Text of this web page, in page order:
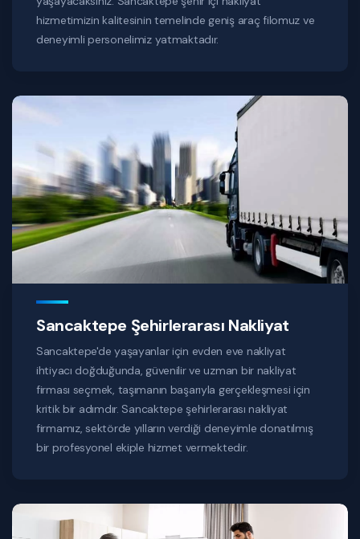
hizmetimizin kalitesinin temelinde geniş araç filomuz ve
deneyimli personelimiz yatmaktadır.
Sancaktepe Şehirlerarası Nakliyat
Sancaktepe'de yaşayanlar için evden eve nakliyat
ihtiyacı doğduğunda, güvenilir ve uzman bir nakliyat
firması seçmek, taşımanın başarıyla gerçekleşmesi için
kritik bir adımdır. Sancaktepe şehirlerarası nakliyat
firmamız, sektörde yılların verdiği deneyimle donatılmış
bir profesyonel ekiple hizmet vermektedir.